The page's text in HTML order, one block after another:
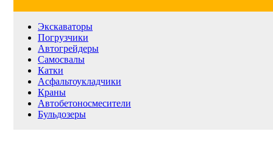
Экскаваторы
Погрузчики
Автогрейдеры
Самосвалы
Катки
Асфальтоукладчики
Краны
Автобетоносмесители
Бульдозеры